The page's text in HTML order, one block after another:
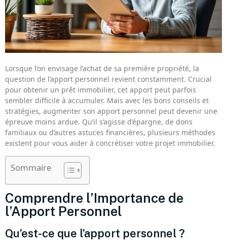
Lorsque l’on envisage l’achat de sa première propriété, la
question de l’apport personnel revient constamment. Crucial
pour obtenir un prêt immobilier, cet apport peut parfois
sembler difficile à accumuler. Mais avec les bons conseils et
stratégies, augmenter son apport personnel peut devenir une
épreuve moins ardue. Qu’il s’agisse d’épargne, de dons
familiaux ou d’autres astuces financières, plusieurs méthodes
existent pour vous aider à concrétiser votre projet immobilier.
Sommaire
Comprendre l’Importance de
l’Apport Personnel
Qu’est-ce que l’apport personnel ?